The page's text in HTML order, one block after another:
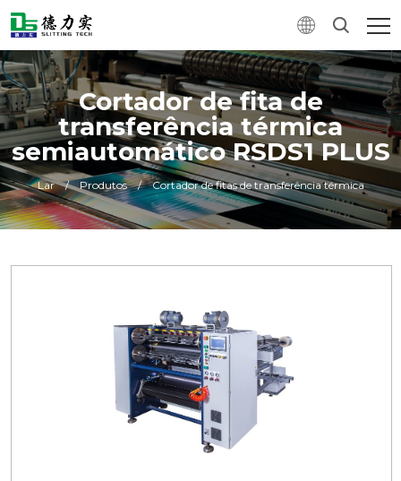
Cortador de fita de
transferência térmica
semiautomático RSDS1 PLUS
Lar / Produtos / Cortador de fitas de transferência térmica0